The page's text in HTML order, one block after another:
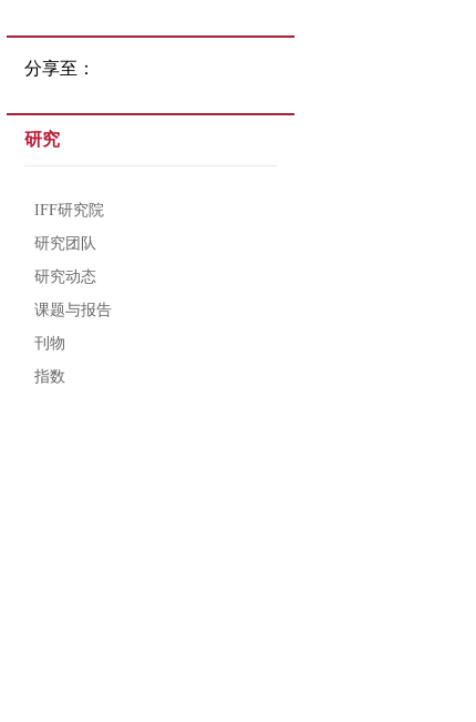
分享至：
研究
IFF研究院
研究团队
研究动态
课题与报告
刊物
指数